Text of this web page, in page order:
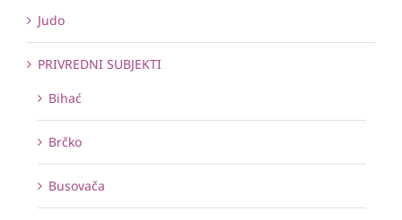
Judo
PRIVREDNI SUBJEKTI
Bihać
Brčko
Busovača